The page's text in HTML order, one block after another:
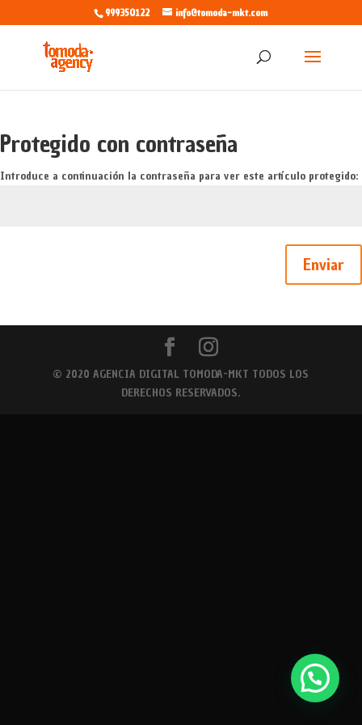
999350122 info@tomoda-mkt.com
Protegido con contraseña
Introduce a continuación la contraseña para ver este artículo protegido:
Enviar
© 2020 AGENCIA DIGITAL TOMODA-MKT TODOS LOS
DERECHOS RESERVADOS.